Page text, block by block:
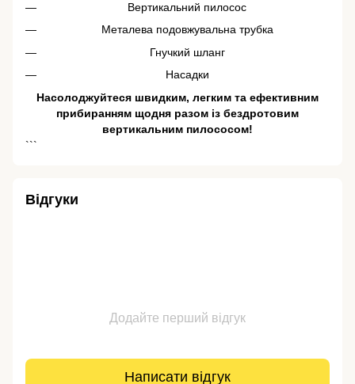
Вертикальний пилосос
Металева подовжувальна трубка
Гнучкий шланг
Насадки
Насолоджуйтеся швидким, легким та ефективним
прибиранням щодня разом із бездротовим
вертикальним пилососом!
```
Відгуки
Додайте перший відгук
Написати відгук